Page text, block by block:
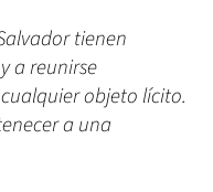
tienen
a reunirse
objeto lícito.
a una